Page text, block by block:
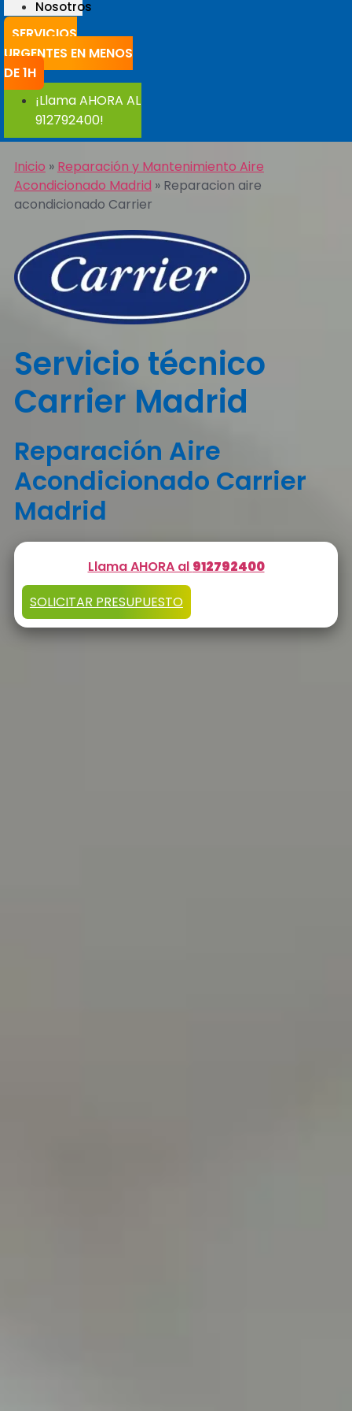
Nosotros
SERVICIOS
URGENTES EN MENOS
DE 1H
¡Llama AHORA AL
912792400!
Inicio » Reparación y Mantenimiento Aire
Acondicionado Madrid » Reparacion aire
acondicionado Carrier
Servicio técnico
Carrier Madrid
Reparación Aire
Acondicionado Carrier
Madrid
Llama AHORA al 912792400
SOLICITAR PRESUPUESTO